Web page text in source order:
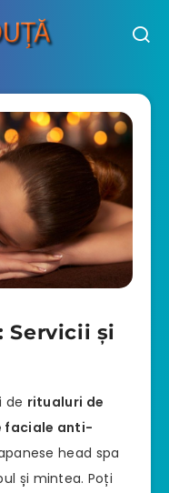
Servicii și
de ritualuri de
faciale anti-
head spa
și mintea. Poți